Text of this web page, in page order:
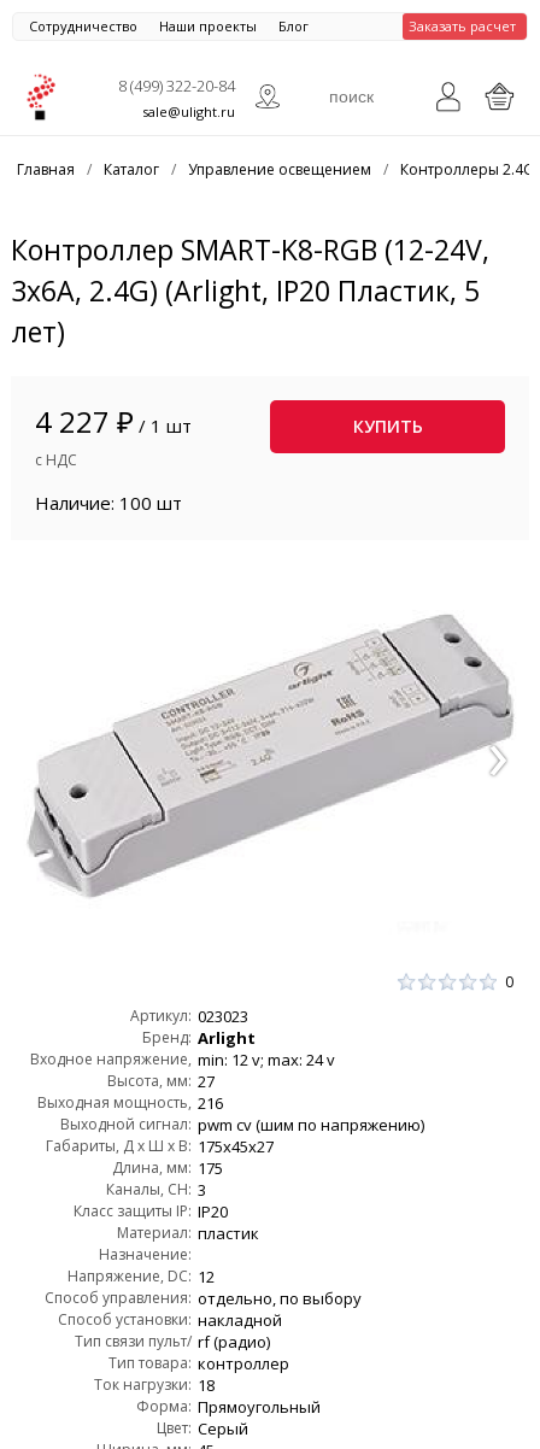
Сотрудничество Наши проекты Блог Заказать расчет
8 (499) 322-20-84
sale@ulight.ru
Главная / Каталог / Управление освещением / Контроллеры
Контроллер SMART-K8-RGB (12-24V,
3x6A, 2.4G) (Arlight, IP20 Пластик, 5
лет)
4 227 ₽ / 1 шт
с НДС
КУПИТЬ
Наличие: 100 шт
0
Артикул: 023023
Бренд: Arlight
Входное напряжение,
AC:
min: 12 v; max: 24 v
Высота, мм: 27
Выходная мощность,
Wout:
216
Выходной сигнал: pwm сv (шим по напряжению)
Габариты, Д x Ш x В: 175x45x27
Длина, мм: 175
Каналы, CH: 3
Класс защиты IP: IP20
Материал: пластик
Назначение:
для светодиодных лент и модулей (cv/шим)
Напряжение, DC: 12
Способ управления: отдельно, по выбору
Способ установки: накладной
Тип связи пульт/
контроллер:
rf (радио)
Тип товара: контроллер
Ток нагрузки: 18
Форма: Прямоугольный
Цвет: Серый